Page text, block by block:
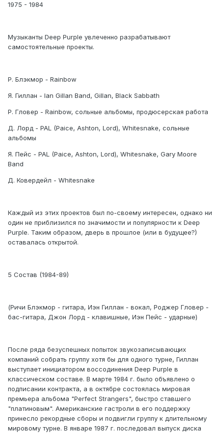
1975 - 1984
Музыканты Deep Purple увлеченно разрабатывают
самостоятельные проекты.
Р. Блэкмор - Rainbow
Я. Гиллан - Ian Gillan Band, Gillan, Black Sabbath
Р. Гловер - Rainbow, сольные альбомы, продюсерская работа
Д. Лорд - PAL (Paice, Ashton, Lord), Whitesnake, сольные
альбомы
Я. Пейс - PAL (Paice, Ashton, Lord), Whitesnake, Gary Moore
Band
Д. Ковердейл - Whitesnake
Каждый из этих проектов был по-своему интересен, однако ни
один не приблизился по значимости и популярности к Deep
Purple. Таким образом, дверь в прошлое (или в будущее?)
оставалась открытой.
5 Состав (1984-89)
(Ричи Блэкмор - гитара, Иэн Гиллан - вокал, Роджер Гловер -
бас-гитара, Джон Лорд - клавишные, Иэн Пейс - ударные)
После ряда безуспешных попыток звукозаписывающих
компаний собрать группу хотя бы для одного турне, Гиллан
выступает инициатором воссодинения Deep Purple в
классическом составе. В марте 1984 г. было объявлено о
подписании контракта, а в октябре состоялась мировая
премьера альбома "Perfect Strangers", быстро ставшего
"платиновым". Американские гастроли в его поддержку
принесло рекордные сборы и подвигли группу к длительному
мировому турне. В январе 1987 г. последовал выпуск диска